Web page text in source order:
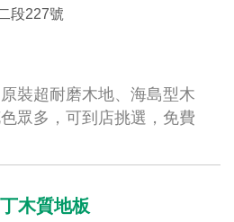
段227號
裝超耐磨木地、海島型木
眾多，可到店挑選，免費
木質地板